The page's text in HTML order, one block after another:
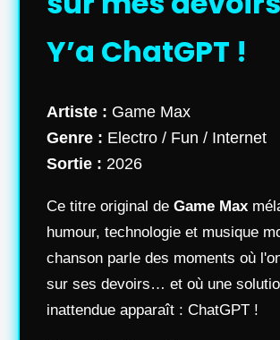
Y’a ChatGPT !
Artiste : Game Max
Genre : Electro / Fun / Internet
Sortie : 2026
Ce titre original de Game Max
humour, technologie et musique
chanson parle des moments où
sur ses devoirs… et où une
inattendue apparaît : ChatGPT !